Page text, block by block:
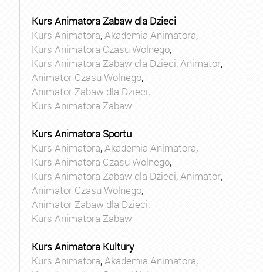
Kurs Animatora Zabaw dla Dzieci
Kurs Animatora,Akademia Animatora,
Kurs Animatora Czasu Wolnego,
Kurs Animatora Zabaw dla Dzieci,Animator,
Animator Czasu Wolnego,
Animator Zabaw dla Dzieci,
Kurs Animatora Zabaw
Kurs Animatora Sportu
Kurs Animatora,Akademia Animatora,
Kurs Animatora Czasu Wolnego,
Kurs Animatora Zabaw dla Dzieci,Animator,
Animator Czasu Wolnego,
Animator Zabaw dla Dzieci,
Kurs Animatora Zabaw
Kurs Animatora Kultury
Kurs Animatora,Akademia Animatora,